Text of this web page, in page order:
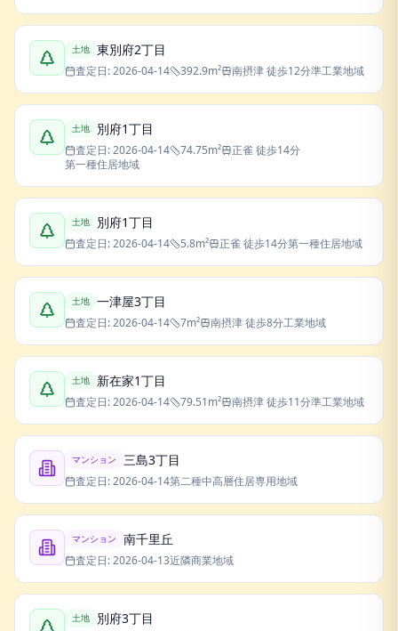
土地 東別府2丁目
査定日:2026-04-14 392.9m² 南摂津徒歩12分準工業地域
土地 別府1丁目
査定日:2026-04-14 74.75m² 正雀 徒歩14分
第一種住居地域
土地 別府1丁目
査定日:2026-04-14 5.8m² 正雀 徒歩14分第一種住居地域
土地 一津屋3丁目
査定日:2026-04-14 7m² 南摂津徒歩8分工業地域
土地 新在家1丁目
査定日:2026-04-14 79.51m² 南摂津徒歩11分準工業地域
マンション 三島3丁目
査定日:2026-04-14第二種中高層住居専用地域
マンション 南千里丘
査定日:2026-04-13近隣商業地域
土地 別府3丁目